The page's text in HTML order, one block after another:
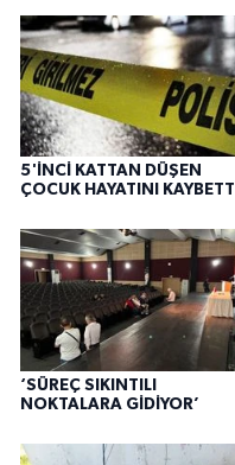
5'İNCİ KATTAN DÜŞEN
ÇOCUK HAYATINI KAYBETTİ
‘SÜREÇ SIKINTILI
NOKTALARA GİDİYOR’